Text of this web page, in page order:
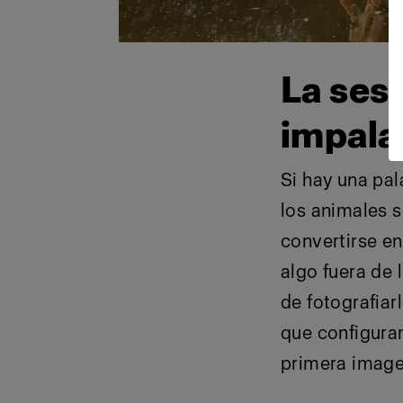
La
impalas
Si hay una
los animales
convertirse
algo fuera de
de
que
primera